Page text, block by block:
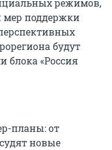
режимов,
мер поддержки
будут
блока «Россия
планы: от
новые